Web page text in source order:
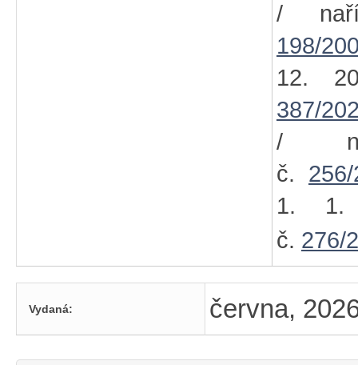
/
198/
12.
387/
/
č.
1. 1.
č. 276/
Vydaná: června,